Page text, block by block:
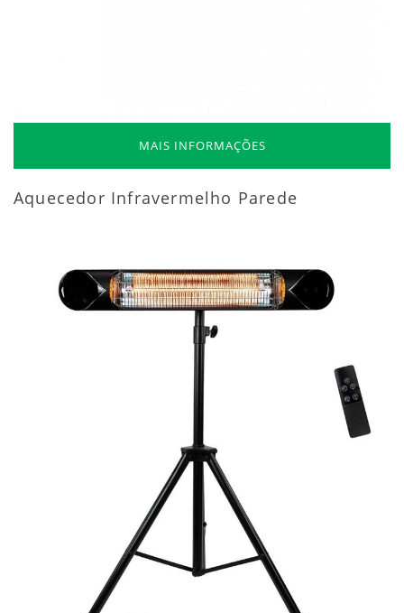
MAIS INFORMAÇÕES
Aquecedor Infravermelho Parede